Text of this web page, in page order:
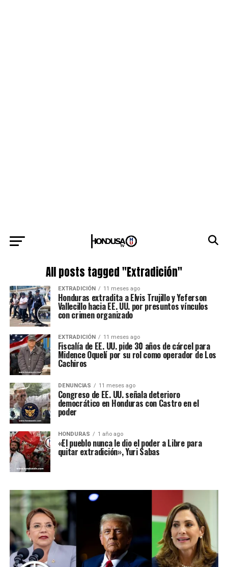
All posts tagged "Extradición"
EXTRADICIÓN 11 meses ago
Honduras extradita a Elvis Trujillo y Yeferson
Vallecillo hacia EE. UU. por presuntos vínculos
con crimen organizado
EXTRADICIÓN 11 meses ago
Fiscalía de EE. UU. pide 30 años de cárcel para
Midence Oquelí por su rol como operador de Los
Cachiros
DENUNCIAS 11 meses ago
Congreso de EE. UU. señala deterioro
democrático en Honduras con Castro en el
poder
HONDURAS 1 año ago
«El pueblo nunca le dio el poder a Libre para
quitar extradición», Yuri Sabas